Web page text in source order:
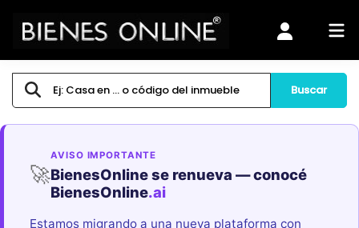
Buscar
🚀
AVISO IMPORTANTE
BienesOnline se renueva — conocé
BienesOnline.ai
Estamos migrando a una nueva plataforma con